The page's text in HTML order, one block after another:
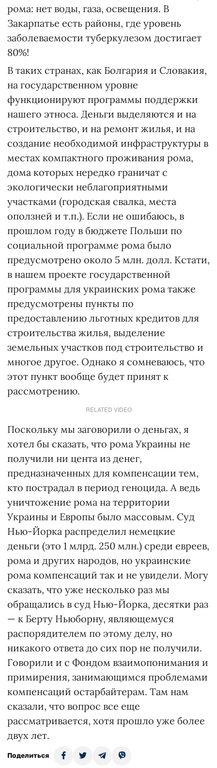
рома: нет воды, газа, освещения. В
Закарпатье есть районы, где уровень
заболеваемости туберкулезом достигает
80%!
В таких странах, как Болгария и Словакия,
на государственном уровне
функционируют программы поддержки
нашего этноса. Деньги выделяются и на
строительство, и на ремонт жилья, и на
создание необходимой инфраструктуры в
местах компактного проживания рома,
дома которых нередко граничат с
экологически неблагоприятными
участками (городская свалка, места
оползней и т.п.). Если не ошибаюсь, в
прошлом году в бюджете Польши по
социальной программе рома было
предусмотрено около 5 млн. долл. Кстати,
в нашем проекте государственной
программы для украинских рома также
предусмотрены пункты по
предоставлению льготных кредитов для
строительства жилья, выделение
земельных участков под строительство и
многое другое. Однако я сомневаюсь, что
этот пункт вообще будет принят к
рассмотрению.
RELATED VIDEO
Поскольку мы заговорили о деньгах, я
хотел бы сказать, что рома Украины не
получили ни цента из денег,
предназначенных для компенсации тем,
кто пострадал в период геноцида. А ведь
уничтожение рома на территории
Украины и Европы было массовым. Суд
Нью-Йорка распределил немецкие
деньги (это 1 млрд. 250 млн.) среди евреев,
рома и других народов, но украинские
рома компенсаций так и не увидели. Могу
сказать, что уже несколько раз мы
обращались в суд Нью-Йорка, десятки раз
— к Берту Ньюборну, являющемуся
распорядителем по этому делу, но
никакого ответа до сих пор не получили.
Говорили и с Фондом взаимопонимания и
примирения, занимающимся проблемами
компенсаций остарбайтерам. Там нам
сказали, что вопрос все еще
рассматривается, хотя прошло уже более
двух лет.
Поделиться